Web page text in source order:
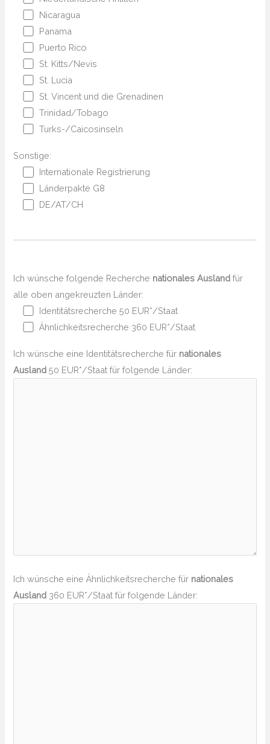
Nicaragua
Panama
Puerto Rico
St. Kitts/Nevis
St. Lucia
St. Vincent und die Grenadinen
Trinidad/Tobago
Turks-/Caicosinseln
Sonstige:
Internationale Registrierung
Länderpakte G8
DE/AT/CH
Ich wünsche folgende Recherche nationales Ausland für
alle oben angekreuzten Länder:
Identitätsrecherche 50 EUR*/Staat
Ähnlichkeitsrecherche 360 EUR*/Staat
Ich wünsche eine Identitätsrecherche für nationales
Ausland 50 EUR*/Staat für folgende Länder:
Ich wünsche eine Ähnlichkeitsrecherche für nationales
Ausland 360 EUR*/Staat für folgende Länder: